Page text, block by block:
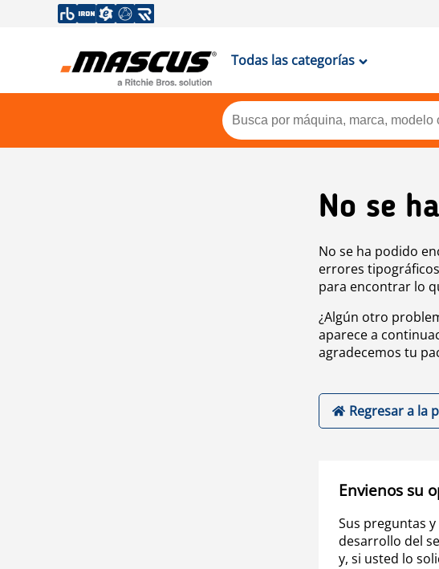
Todas las categorías
No se
No se ha podido
errores
para encontrar lo
¿Algún otro
aparece a
agradecemos tu
Regresar a la
Envienos su
Sus preguntas
desarrollo del
y, si usted lo